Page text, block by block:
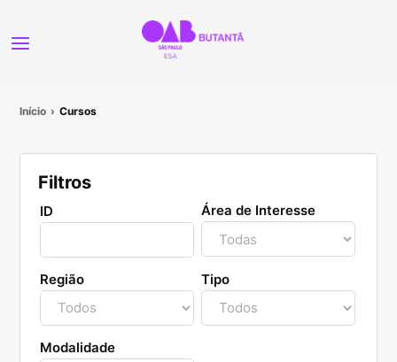
Início Cursos
Filtros
ID Área de Interesse
Região Tipo
Modalidade